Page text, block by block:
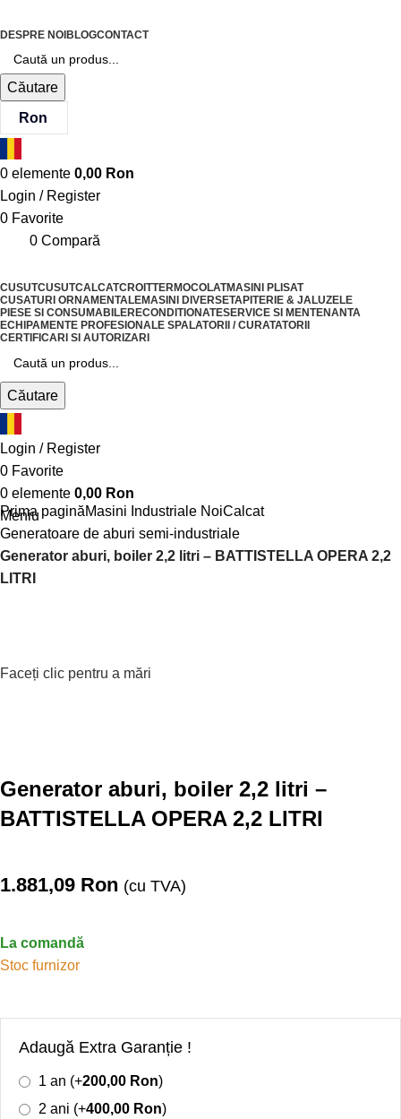
DESPRE NOI BLOGCONTACT
Căutare
Ron
0 elemente 0,00 Ron
Login / Register
0 Favorite
0 Compară
CUSUTCUSUTCALCATCROITTERMOCOLATMASINI PLISAT
CUSATURI ORNAMENTALEMASINI DIVERSETAPITERIE & JALUZELE
PIESE SI CONSUMABILERECONDITIONATESERVICE SI MENTENANTA
ECHIPAMENTE PROFESIONALE SPALATORII / CURATATORII
CERTIFICARI SI AUTORIZARI
Căutare
Login / Register
0 Favorite
0 elemente 0,00 Ron
Meniu
Prima paginăMasini Industriale NoiCalcat
Generatoare de aburi semi-industriale
Generator aburi, boiler 2,2 litri – BATTISTELLA OPERA 2,2
LITRI
Faceți clic pentru a mări
Generator aburi, boiler 2,2 litri –
BATTISTELLA OPERA 2,2 LITRI
1.881,09 Ron (cu TVA)
La comandă
Stoc furnizor
Adaugă Extra Garanție !
1 an (+200,00 Ron)
2 ani (+400,00 Ron)